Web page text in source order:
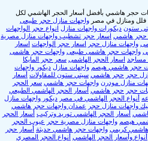
حجر هاشمي بأفضل أسعار الحجر الهاشمي لكل
فلل ومنازل في مصر واجهات منازل حجر طبيعى
ستون ديكورات واجهات منازل
انواع حجر الواجهات
حجر هاشمي اسعار حجر تشطيب واجهات منازل مصرية
واجهات منازل حجر اسعار حجر الواجهات اسعار
واجهات حجر هاشمى طبيعى واجهات حجر هاشمى
مساجد اسعار الحجر الهاشمى سعر حجر المايكا
حجر هاشمي هيصم واجهات منازل ديكور واجهات
حجر حجر هاشمي سيتي ستون للمقاولات أسعار
منازل مودرن واجهات حجر هاشمي سعر الحجر
حجر حجر هاشمي أسعار الحجر الهاشمي الطبيعي
أنواع الحجر الهاشمي في مصر ديكور واجهات منازل
واجهات منازل حجر
عمدان واجهات حجر هاشمي
أسعار الحجر الهاشمي توريد وتركيب أسعار الحجر
هيصم واجهات منازل مصرية حجر
عيوب الحجر
كريمي واجهات حجر هاشمي حديثة أسعار حجر
أنواع وأسعار الحجر الهاشمي
أنواع الحجر المصري